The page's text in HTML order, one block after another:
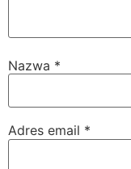
Nazwa *
Adres email *